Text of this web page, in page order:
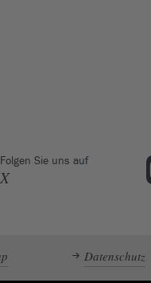
Folgen Sie uns auf
X
Datenschutz